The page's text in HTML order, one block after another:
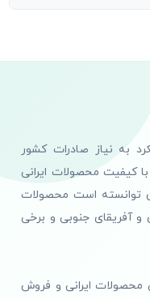
به نیاز صادرات کشور
با کیفیت محصولات ایرانی
توانسته است محصولات
و آفریقای جنوبی و برخی
محصولات ایرانی و فروش